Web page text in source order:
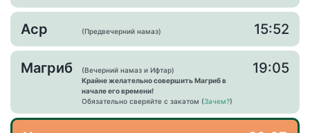
Аср (Предвечерний намаз) 15:52
Магриб
(Вечерний намаз и Ифтар)
Крайне желательно совершить Магриб в
начале его времени!
Обязательно сверяйте с закатом (Зачем?)
19:05